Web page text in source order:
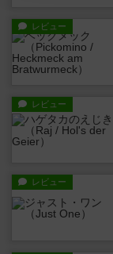
レビュー
レビュー
レビュー